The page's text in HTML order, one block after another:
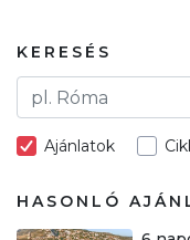
KERESÉS
Ajánlatok
HASONLÓ